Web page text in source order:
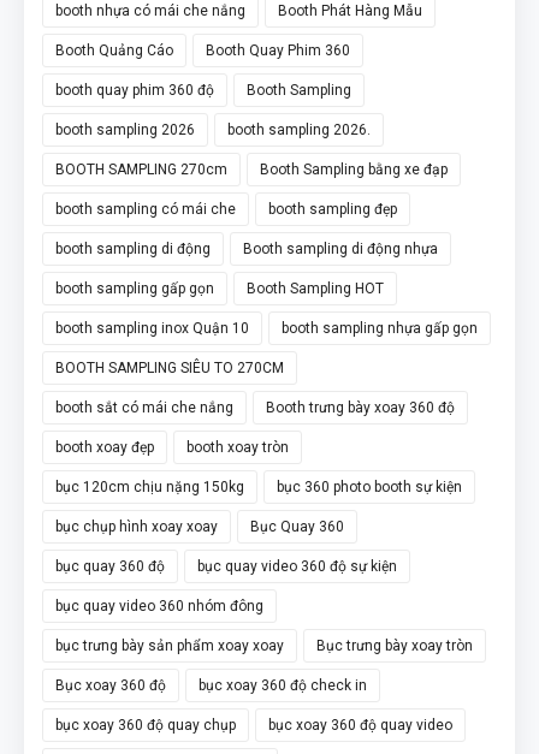
booth nhựa có mái che nắng Booth Phát Hàng Mẫu
Booth Quảng Cáo Booth Quay Phim 360
booth quay phim 360 độ Booth Sampling
booth sampling 2026 booth sampling 2026.
BOOTH SAMPLING 270cm Booth Sampling bằng xe đạp
booth sampling có mái che booth sampling đẹp
booth sampling di động Booth sampling di động nhựa
booth sampling gấp gọn Booth Sampling HOT
booth sampling inox Quận 10 booth sampling nhựa gấp gọn
BOOTH SAMPLING SIÊU TO 270CM
booth sắt có mái che nắng Booth trưng bày xoay 360 độ
booth xoay đẹp booth xoay tròn
bục 120cm chịu nặng 150kg bục 360 photo booth sự kiện
bục chụp hình xoay xoay Bục Quay 360
bục quay 360 độ bục quay video 360 độ sự kiện
bục quay video 360 nhóm đông
bục trưng bày sản phẩm xoay xoay Bục trưng bày xoay tròn
Bục xoay 360 độ bục xoay 360 độ check in
bục xoay 360 độ quay chụp bục xoay 360 độ quay video